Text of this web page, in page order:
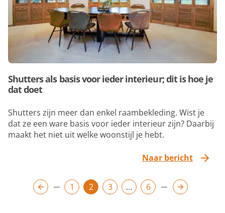
Shutters als basis voor ieder interieur; dit is hoe je
dat doet
Shutters zijn meer dan enkel raambekleding. Wist je
dat ze een ware basis voor ieder interieur zijn? Daarbij
maakt het niet uit welke woonstijl je hebt.
Naar bericht
Berichten1 2 3 … 6